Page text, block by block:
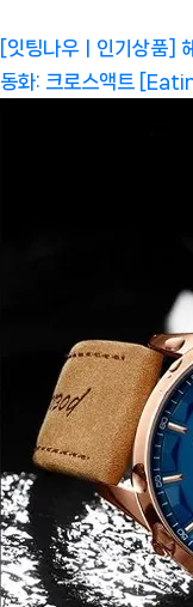
[잇팅나우ㅣ인기상품]
동화: 크로스액트